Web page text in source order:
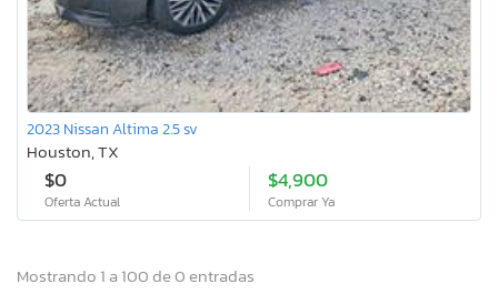
2023 Nissan Altima 2.5 sv
Houston, TX
$0
Oferta Actual
$4,900
Comprar Ya
Mostrando 1 a 100 de 0 entradas